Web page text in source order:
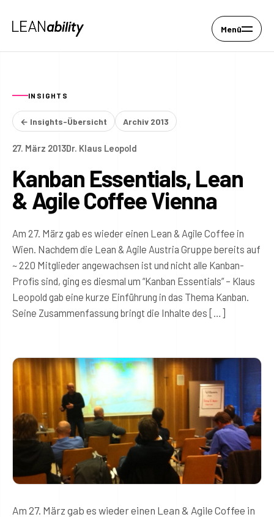
Menü
INSIGHTS
← Insights-Übersicht Archiv 2013
27. März 2013Dr. Klaus Leopold
Kanban Essentials, Lean
& Agile Coffee Vienna
Am 27. März gab es wieder einen Lean & Agile Coffee in
Wien. Nachdem die Lean & Agile Austria Gruppe bereits auf
~ 220 Mitglieder angewachsen ist und nicht alle Kanban-
Profis sind, ging es diesmal um “Kanban Essentials” – Klaus
Leopold gab eine kurze Einführung in das Thema Kanban.
Seine Zusammenfassung bringt die Inhalte des […]
Am 27. März gab es wieder einen Lean & Agile Coffee in